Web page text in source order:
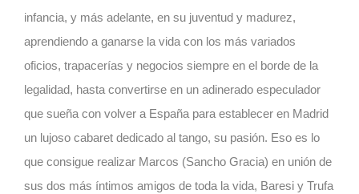
infancia, y más adelante, en su juventud y madurez,
aprendiendo a ganarse la vida con los más variados
oficios, trapacerías y negocios siempre en el borde de la
legalidad, hasta convertirse en un adinerado especulador
que sueña con volver a España para establecer en Madrid
un lujoso cabaret dedicado al tango, su pasión. Eso es lo
que consigue realizar Marcos (Sancho Gracia) en unión de
sus dos más íntimos amigos de toda la vida, Baresi y Trufa